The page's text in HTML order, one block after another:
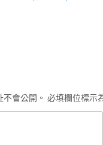
會公開。 必填欄位標示